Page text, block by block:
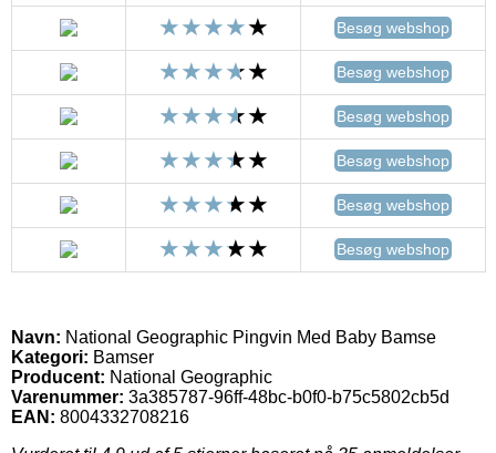
Besøg webshop
Besøg webshop
Besøg webshop
Besøg webshop
Besøg webshop
Besøg webshop
Navn: National Geographic Pingvin Med Baby Bamse
Kategori: Bamser
Producent: National Geographic
Varenummer: 3a385787-96ff-48bc-b0f0-b75c5802cb5d
EAN: 8004332708216